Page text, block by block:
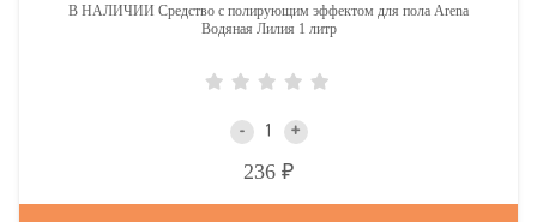
В НАЛИЧИИ Средство с полирующим эффектом для пола Arena
Водяная Лилия 1 литр
- +
236